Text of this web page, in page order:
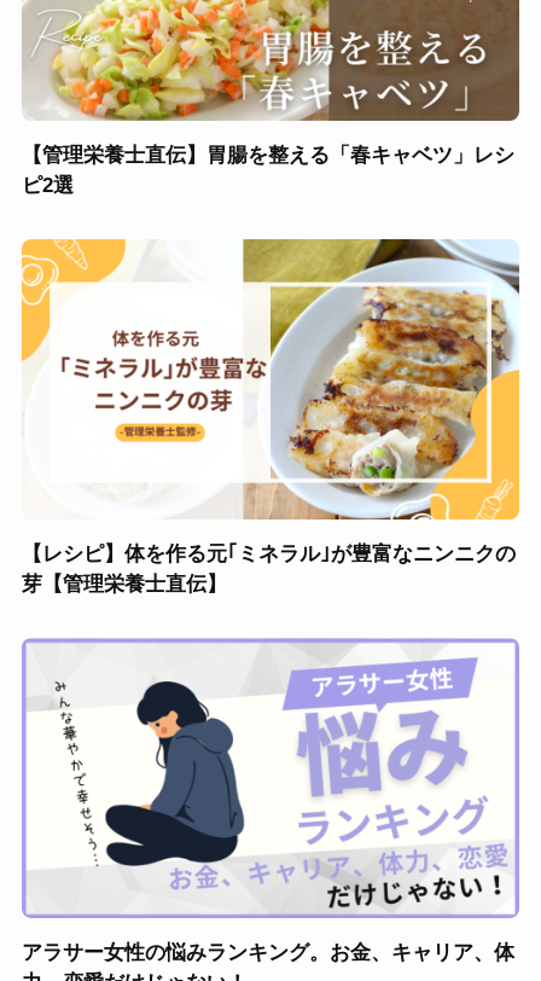
【管理栄養士直伝】胃腸を整える「春キャベツ」レシ
ピ2選
【レシピ】体を作る元｢ミネラル｣が豊富なニンニクの
芽【管理栄養士直伝】
アラサー女性の悩みランキング。お金、キャリア、体